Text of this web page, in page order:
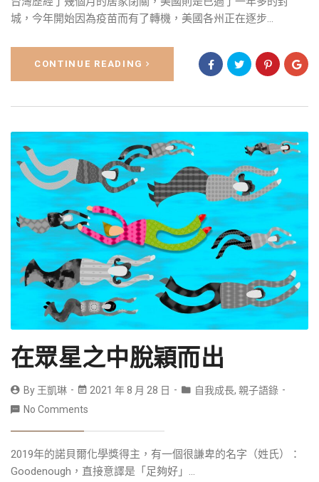
城，今年開始因為疫苗而有了轉機，美國各州正在逐步...
CONTINUE READING
在眾星之中脫穎而出
By 王凱琳 2021 年 8 月 28 日 自我成長, 親子語錄
No Comments
2019年的諾貝爾化學獎得主，有一個很謙卑的名字（姓氏）：
Goodenough，直接意譯是「足夠好」...